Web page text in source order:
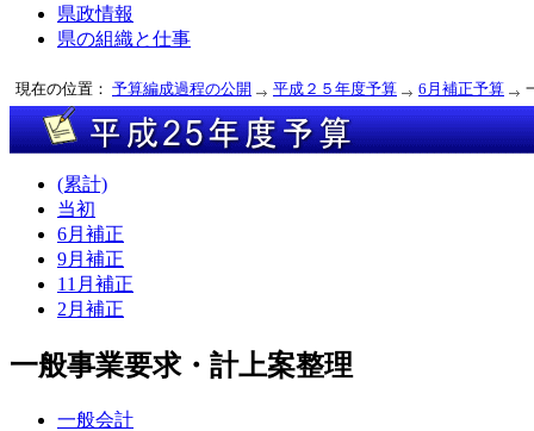
県政情報
県の組織と仕事
現在の位置： 予算編成過程の公開 平成２５年度予算 6月補正予算
(累計)
当初
6月補正
9月補正
11月補正
2月補正
一般事業要求・計上案整理
一般会計